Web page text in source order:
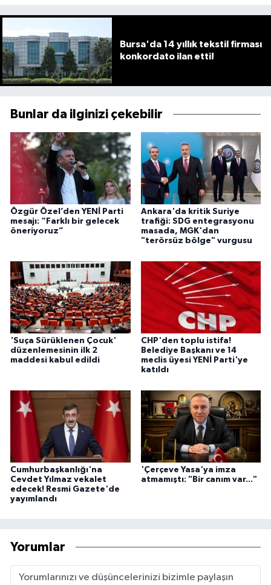
Bursa'da 14 yıllık tekstil firması
konkordato ilan etti!
Bunlar da ilginizi çekebilir
Özgür Özel’den YENİ Parti
mesajı: “Farklı bir gelecek
öneriyoruz”
Ankara'da kritik Suriye
trafiği: SDG entegrasyonu
masada, MGK'dan
"terörsüz bölge" vurgusu
'Suça Sürüklenen Çocuk'
düzenlemesinin ilk 2
maddesi kabul edildi
CHP'den toplu istifa!
Belediye Başkanı ve 14
meclis üyesi YENİ Parti'ye
katıldı
Cumhurbaşkanlığı'na
Cevdet Yılmaz vekalet
edecek! Resmi Gazete'de
yayımlandı
'Çerçeve Yasa'ya imza
atmamıştı: "Bir canım var..."
Yorumlar